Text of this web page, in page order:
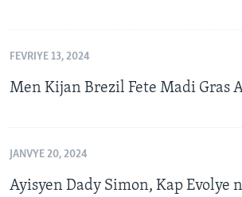
FEVRIYE 13, 2024
Men Kijan Brezil Fete Madi Gras
JANVYE 20, 2024
Ayisyen Dady Simon, Kap Evolye